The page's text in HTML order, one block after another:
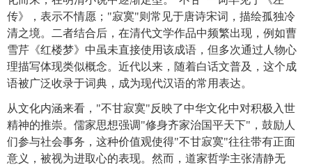
传》，表示不情愿；"寂寞"则常见于唐诗宋词，描绘孤独冷
清之境。二者结合后，在清代文学作品中频繁出现，例如曹
雪芹《红楼梦》中虽未直接使用该成语，但多次通过人物心
理描写体现类似概念。近代以来，随着白话文普及，这个成
语被广泛收录于词典，成为现代汉语的常用表达。
从文化内涵来看，"不甘寂寞"反映了中华文化中对积极入世
精神的推崇。儒家思想强调"修身齐家治国平天下"，鼓励人
们参与社会事务，这种价值观使得"不甘寂寞"往往带有正面
意义，被视为进取心的表现。然而，道家哲学主张清静无